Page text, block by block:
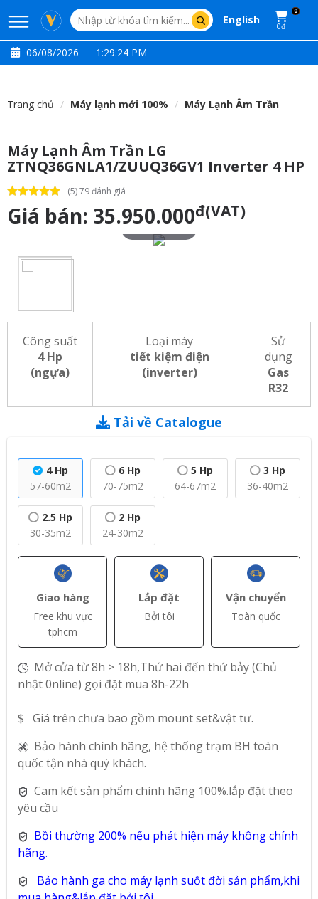
English
0
0đ
06/08/2026 1:29:24 PM
Trang chủ Máy lạnh mới 100% Máy Lạnh Âm Trần
Máy Lạnh Âm Trần LG
ZTNQ36GNLA1/ZUUQ36GV1 Inverter 4 HP
(5) 79 đánh giá
Giá bán: 35.950.000đ(VAT)
Công suất
4 Hp
(ngựa)
Loại máy
tiết kiệm điện
(inverter)
Sử
dụng
Gas
R32
Tải về Catalogue
4 Hp
57-60m2
6 Hp
70-75m2
5 Hp
64-67m2
3 Hp
36-40m2
2.5 Hp
30-35m2
2 Hp
24-30m2
Giao hàng
Free khu vực
tphcm
Lắp đặt
Bởi tôi
Vận chuyển
Toàn quốc
Mở cửa từ 8h > 18h,Thứ hai đến thứ bảy (Chủ
nhật 0nline) gọi đặt mua 8h-22h
$ Giá trên chưa bao gồm mount set&vật tư.
Bảo hành chính hãng, hệ thống trạm BH toàn
quốc tận nhà quý khách.
Cam kết sản phẩm chính hãng 100%.lắp đặt theo
yêu cầu
Bồi thường 200% nếu phát hiện máy không chính
hãng.
Bảo hành ga cho máy lạnh suốt đời sản phẩm,khi